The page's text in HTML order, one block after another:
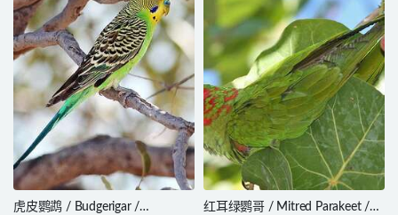
虎皮鹦鹉 / Budgerigar /
红耳绿鹦哥 / Mitred Parakeet /